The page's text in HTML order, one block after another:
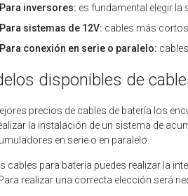
Para inversores: es fundamental elegir la
Para sistemas de 12V: cables más
Para conexión en serie o paralelo:
disponibles de
precios de cables de batería los
la instalación de un sistema de
en serie o en paralelo.
cables para batería puedes realizar la
realizar una correcta elección será